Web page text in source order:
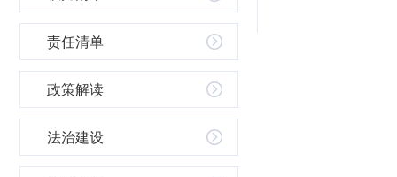
责任清单
政策解读
法治建设